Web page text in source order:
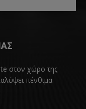
στον χώρο της
πένθιμα